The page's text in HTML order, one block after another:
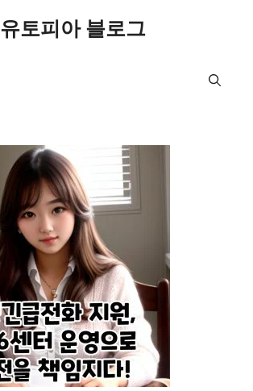
유토피아 블로그